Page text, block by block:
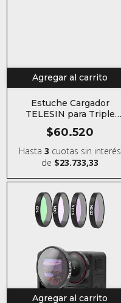
Agregar al carrito
Estuche Cargador
TELESIN para Triple
Baterías de Osmo Action
$60.520
Hasta3 cuotas sin interés
de $23.733,33
Agregar al carrito